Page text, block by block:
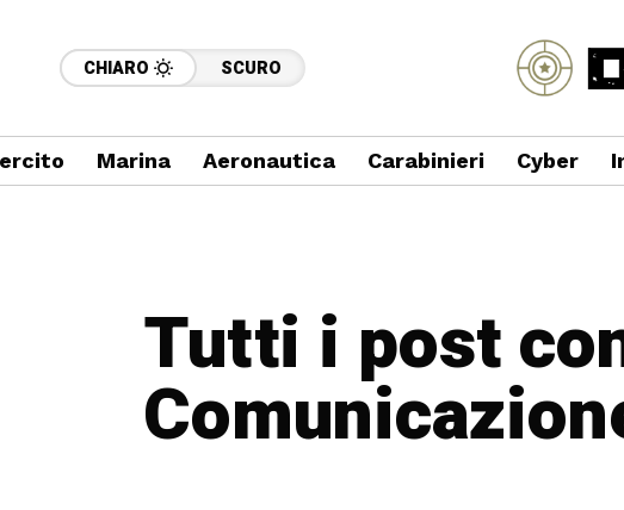
CHIARO SCURO
Marina Aeronautica Carabinieri Cyber
Tutti i post